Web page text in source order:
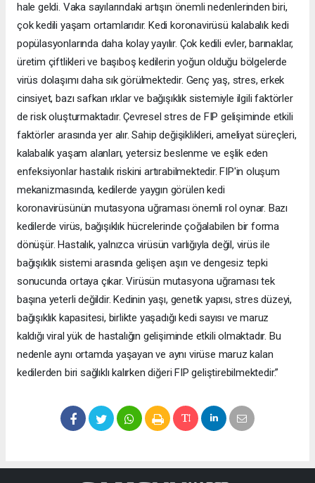
hale geldi. Vaka sayılarındaki artışın önemli nedenlerinden biri,
çok kedili yaşam ortamlarıdır. Kedi koronavirüsü kalabalık kedi
popülasyonlarında daha kolay yayılır. Çok kedili evler, barınaklar,
üretim çiftlikleri ve başıboş kedilerin yoğun olduğu bölgelerde
virüs dolaşımı daha sık görülmektedir. Genç yaş, stres, erkek
cinsiyet, bazı safkan ırklar ve bağışıklık sistemiyle ilgili faktörler
de risk oluşturmaktadır. Çevresel stres de FIP gelişiminde etkili
faktörler arasında yer alır. Sahip değişiklikleri, ameliyat süreçleri,
kalabalık yaşam alanları, yetersiz beslenme ve eşlik eden
enfeksiyonlar hastalık riskini artırabilmektedir. FIP'in oluşum
mekanizmasında, kedilerde yaygın görülen kedi
koronavirüsünün mutasyona uğraması önemli rol oynar. Bazı
kedilerde virüs, bağışıklık hücrelerinde çoğalabilen bir forma
dönüşür. Hastalık, yalnızca virüsün varlığıyla değil, virüs ile
bağışıklık sistemi arasında gelişen aşırı ve dengesiz tepki
sonucunda ortaya çıkar. Virüsün mutasyona uğraması tek
başına yeterli değildir. Kedinin yaşı, genetik yapısı, stres düzeyi,
bağışıklık kapasitesi, birlikte yaşadığı kedi sayısı ve maruz
kaldığı viral yük de hastalığın gelişiminde etkili olmaktadır. Bu
nedenle aynı ortamda yaşayan ve aynı virüse maruz kalan
kedilerden biri sağlıklı kalırken diğeri FIP geliştirebilmektedir.”